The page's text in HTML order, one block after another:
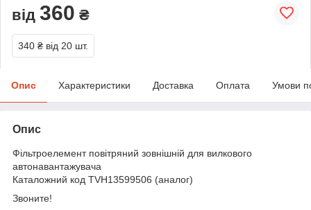
від 360 ₴
340 ₴ від 20 шт.
Опис Характеристики Доставка Оплата Умови
Опис
Фільтроелемент повітряний зовнішній для вилкового
автонавантажувача
Каталожний код TVH13599506 (аналог)
Звоните!